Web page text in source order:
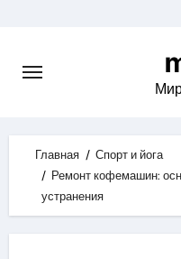
content
Главная
Спорт и йога
Ремонт кофемашин:
устранения